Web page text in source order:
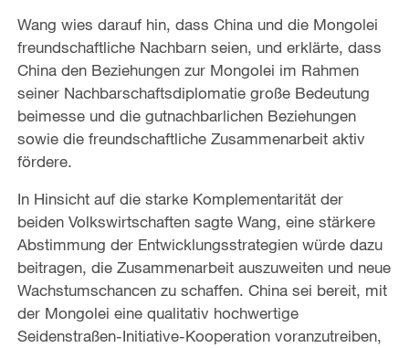
Wang wies darauf hin, dass China und die Mongolei
freundschaftliche Nachbarn seien, und erklärte, dass
China den Beziehungen zur Mongolei im Rahmen
seiner Nachbarschaftsdiplomatie große Bedeutung
beimesse und die gutnachbarlichen Beziehungen
sowie die freundschaftliche Zusammenarbeit aktiv
fördere.
In Hinsicht auf die starke Komplementarität der
beiden Volkswirtschaften sagte Wang, eine stärkere
Abstimmung der Entwicklungsstrategien würde dazu
beitragen, die Zusammenarbeit auszuweiten und neue
Wachstumschancen zu schaffen. China sei bereit, mit
der Mongolei eine qualitativ hochwertige
Seidenstraßen-Initiative-Kooperation voranzutreiben,